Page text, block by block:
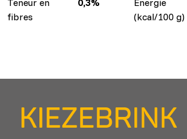
fibres
(kcal/100 g)